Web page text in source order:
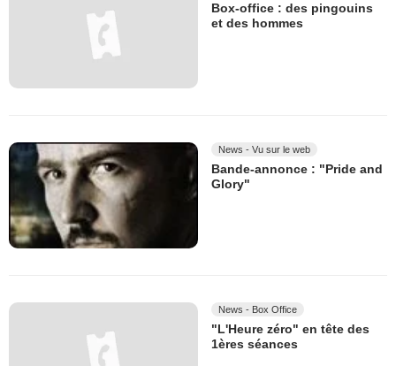
Box-office : des pingouins
et des hommes
News - Vu sur le web
Bande-annonce : "Pride and
Glory"
News - Box Office
"L'Heure zéro" en tête des
1ères séances